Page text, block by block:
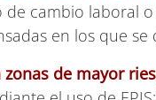
cambio laboral
en los que
de mayor